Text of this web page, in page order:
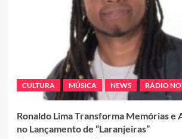
CULTURA MÚSICA NEWS RÁDIO
Ronaldo Lima Transforma Memórias e
no Lançamento de “Laranjeiras”